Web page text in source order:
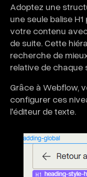
Adoptez une
une seule balise
votre contenu
de suite. Cette
recherche de
relative de chaque
Grâce à Webflow,
configurer ces
l'éditeur de texte.